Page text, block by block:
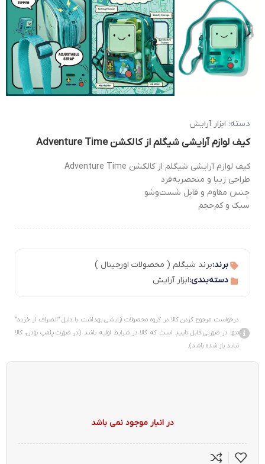
دسته: ابزار آرایش
کیف لوازم آرایشی شیگلم از کالکشن Adventure Time
کیف لوازم آرایشی شیگلم از کالکشن Adventure Time
طراحی زیبا و منحصر‌به‌فرد
جنس مقاوم و قابل شست‌وشو
سبک و کم‌حجم
برند:برند شیگلم ( محصولات اورجینال )
دسته‌بندی:ابزار آرایش
درخواست مرجوع کردن کالا در گروه محصولات آرایشی بهداشت با دلیل "انصراف از خرید"
تنها در صورتی قابل تایید است که کالا در شرایط اولیه باشد (در صورت پلمپ بودن، کالا
نباید باز شده باشد).
در انبار موجود نمی باشد